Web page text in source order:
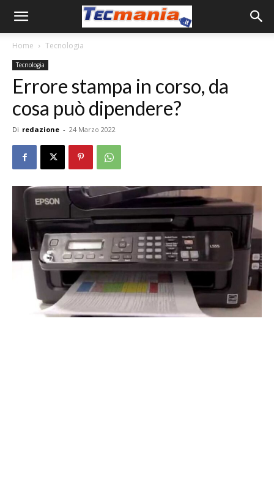
Home Tecnologia
Tecnologia
Errore stampa in corso, da
cosa può dipendere?
Di redazione - 24 Marzo 2022